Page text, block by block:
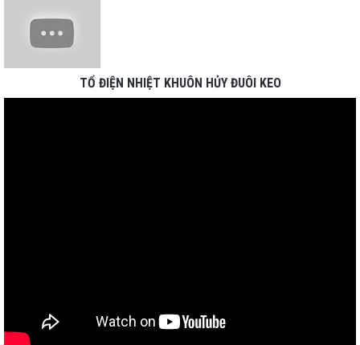
TỔ ĐIỆN NHIỆT KHUÔN HỦY ĐUÔI KEO